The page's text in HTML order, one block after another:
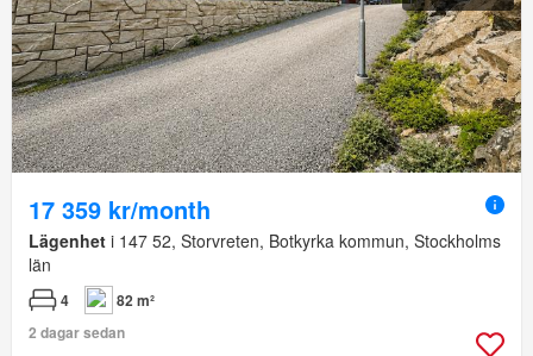
17 359 kr/month
Lägenhet i 147 52, Storvreten, Botkyrka kommun, Stockholms
län
4
82 m²
2 dagar sedan